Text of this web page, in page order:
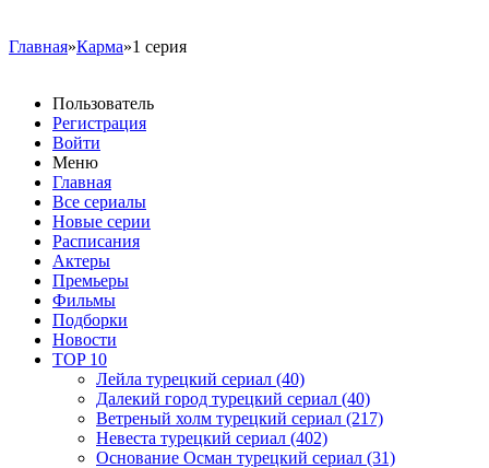
Главная»Карма»1 серия
Пользователь
Регистрация
Войти
Меню
Главная
Все сериалы
Новые серии
Расписания
Актеры
Премьеры
Фильмы
Подборки
Новости
TOP 10
Лейла турецкий сериал (40)
Далекий город турецкий сериал (40)
Ветреный холм турецкий сериал (217)
Невеста турецкий сериал (402)
Основание Осман турецкий сериал (31)